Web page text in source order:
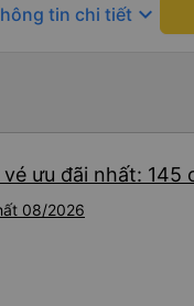
(tắt âm thanh điện
tin chi tiết keyboard_arrow_down
ưu đãi nhất: 145
08/2026